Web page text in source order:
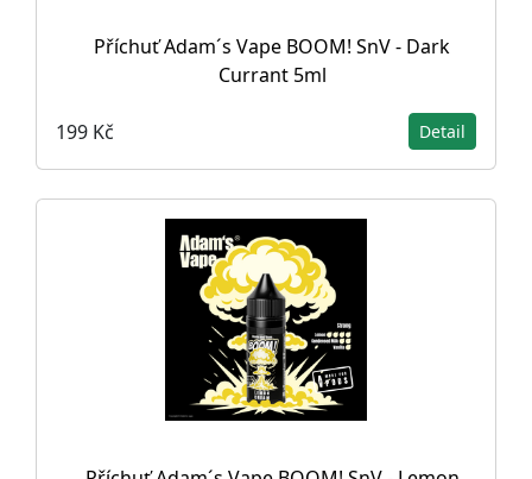
Příchuť Adam´s Vape BOOM! SnV - Dark
Currant 5ml
199 Kč Detail